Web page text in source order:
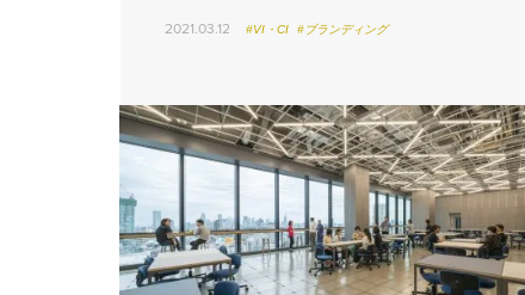
2021.03.12 #VI・CI #ブランディング